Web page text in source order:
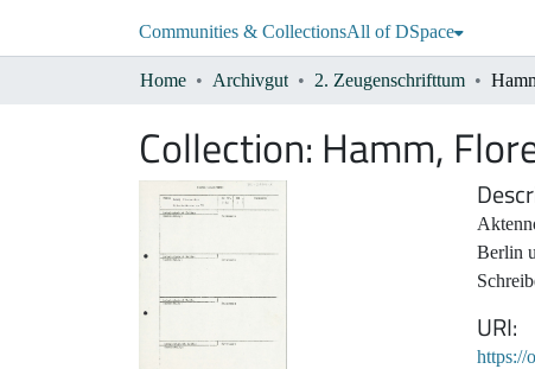
Communities & CollectionsAll of DSpace
Home Archivgut 2. Zeugenschrifttum
Collection: Hamm,
Berlin
URI
https://